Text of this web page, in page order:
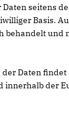
Daten seitens
Basis.
behandelt und
der Daten
innerhalb der